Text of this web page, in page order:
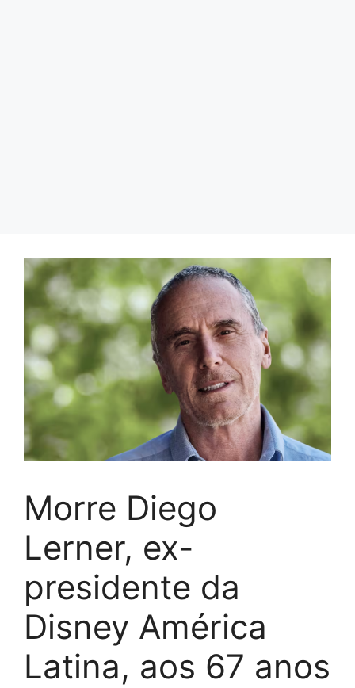
Morre Diego
Lerner, ex-
presidente da
Disney América
Latina, aos 67 anos